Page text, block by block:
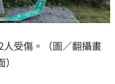
人受傷。（圖／翻攝畫
）